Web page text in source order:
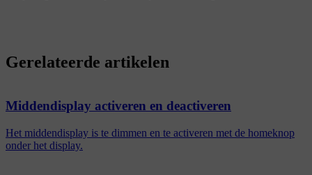
Gerelateerde artikelen
Middendisplay activeren en deactiveren
Het middendisplay is te dimmen en te activeren met de homeknop
onder het display.